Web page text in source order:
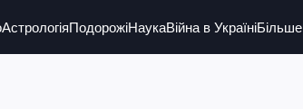
АстрологіяПодорожіНаукаВійна в УкраїніБільше